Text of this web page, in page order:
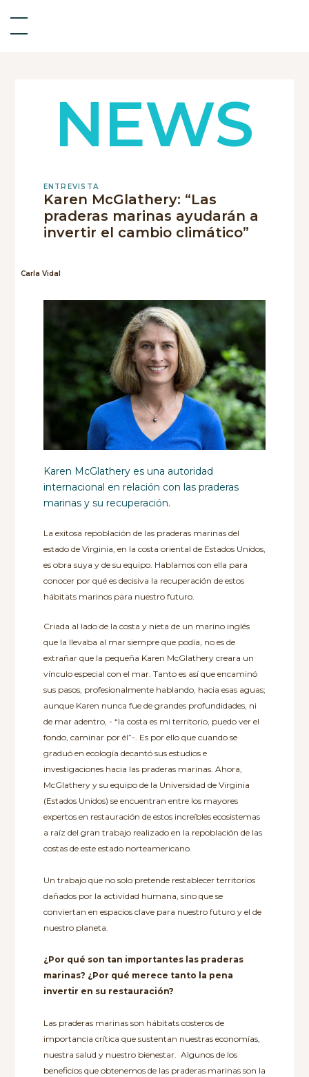
NEWS
ENTREVISTA
Karen McGlathery: “Las
praderas marinas ayudarán a
invertir el cambio climático”
Carla Vidal
Karen McGlathery es una autoridad
internacional en relación con las praderas
marinas y su recuperación.
La exitosa repoblación de las praderas marinas del
estado de Virginia, en la costa oriental de Estados Unidos,
es obra suya y de su equipo. Hablamos con ella para
conocer por qué es decisiva la recuperación de estos
hábitats marinos para nuestro futuro.
Criada al lado de la costa y nieta de un marino inglés
que la llevaba al mar siempre que podía, no es de
extrañar que la pequeña Karen McGlathery creara un
vínculo especial con el mar. Tanto es así que encaminó
sus pasos, profesionalmente hablando, hacia esas aguas;
aunque Karen nunca fue de grandes profundidades, ni
de mar adentro, - “la costa es mi territorio, puedo ver el
fondo, caminar por él”-. Es por ello que cuando se
graduó en ecología decantó sus estudios e
investigaciones hacia las praderas marinas. Ahora,
McGlathery y su equipo de la Universidad de Virginia
(Estados Unidos) se encuentran entre los mayores
expertos en restauración de estos increíbles ecosistemas
a raíz del gran trabajo realizado en la repoblación de las
costas de este estado norteamericano.
Un trabajo que no solo pretende restablecer territorios
dañados por la actividad humana, sino que se
conviertan en espacios clave para nuestro futuro y el de
nuestro planeta.
¿Por qué son tan importantes las praderas
marinas? ¿Por qué merece tanto la pena
invertir en su restauración?
Las praderas marinas son hábitats costeros de
importancia crítica que sustentan nuestras economías,
nuestra salud y nuestro bienestar. Algunos de los
beneficios que obtenemos de las praderas marinas son la